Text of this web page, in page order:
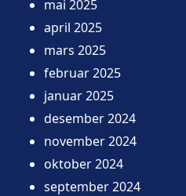
mai 2025
april 2025
mars 2025
februar 2025
januar 2025
desember 2024
november 2024
oktober 2024
september 2024